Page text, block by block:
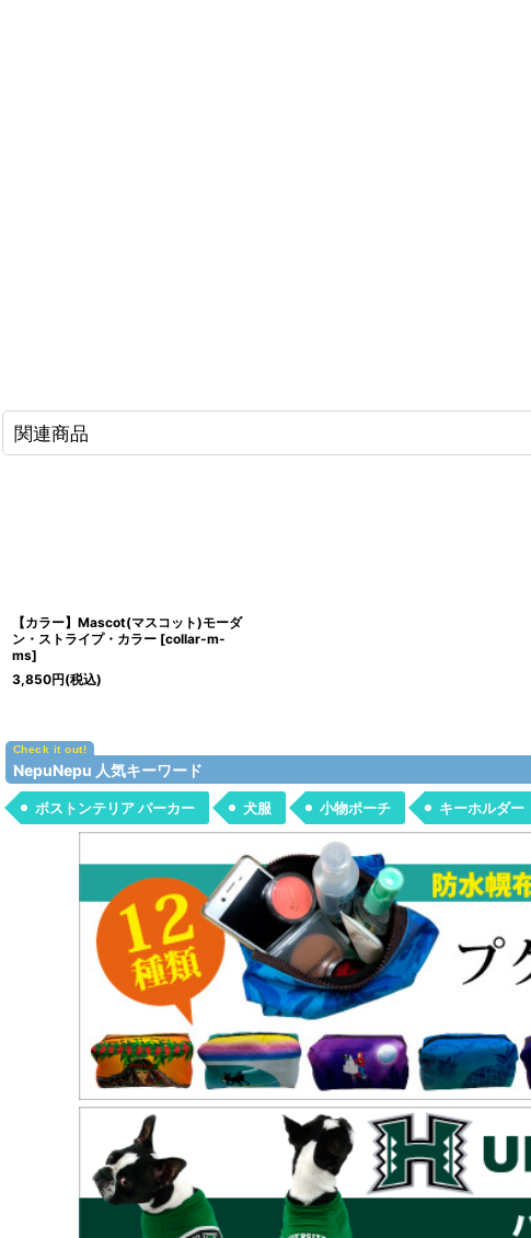
関連商品
【カラー】Mascot(マスコット)モーダ
ン・ストライプ・カラー [collar-m-
ms]
3,850円(税込)
NepuNepu 人気キーワード
ボストンテリア パーカー 犬服 小物ポーチ キーホルダー